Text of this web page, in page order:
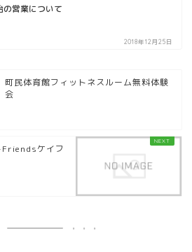
の営業について
2018年12月25日
町民体育館フィットネスルーム無料体験
会
Friendsケイフ